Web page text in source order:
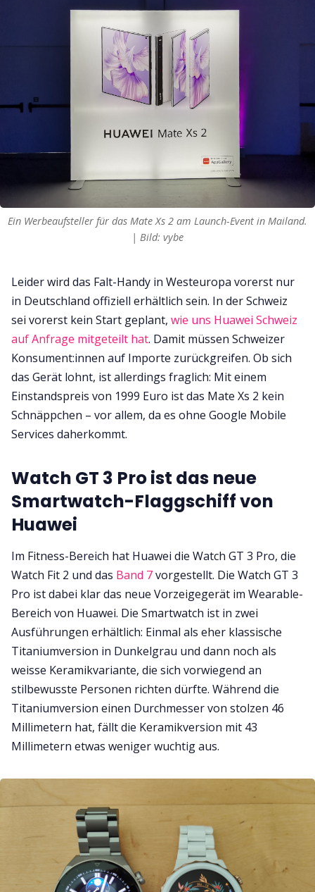
Ein Werbeaufsteller für das Mate Xs 2 am Launch-Event in Mailand.
| Bild: vybe
Leider wird das Falt-Handy in Westeuropa vorerst nur
in Deutschland offiziell erhältlich sein. In der Schweiz
sei vorerst kein Start geplant, wie uns Huawei Schweiz
auf Anfrage mitgeteilt hat. Damit müssen Schweizer
Konsument:innen auf Importe zurückgreifen. Ob sich
das Gerät lohnt, ist allerdings fraglich: Mit einem
Einstandspreis von 1999 Euro ist das Mate Xs 2 kein
Schnäppchen – vor allem, da es ohne Google Mobile
Services daherkommt.
Watch GT 3 Pro ist das neue
Smartwatch-Flaggschiff von
Huawei
Im Fitness-Bereich hat Huawei die Watch GT 3 Pro, die
Watch Fit 2 und das Band 7vorgestellt. Die Watch GT 3
Pro ist dabei klar das neue Vorzeigegerät im Wearable-
Bereich von Huawei. Die Smartwatch ist in zwei
Ausführungen erhältlich: Einmal als eher klassische
Titaniumversion in Dunkelgrau und dann noch als
weisse Keramikvariante, die sich vorwiegend an
stilbewusste Personen richten dürfte. Während die
Titaniumversion einen Durchmesser von stolzen 46
Millimetern hat, fällt die Keramikversion mit 43
Millimetern etwas weniger wuchtig aus.